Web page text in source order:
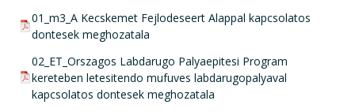
pdf csatolmány:
01_m3_A Kecskemet Fejlodeseert Alappal kapcsolatos
dontesek meghozatala
pdf csatolmány:
02_ET_Orszagos Labdarugo Palyaepitesi Program
kereteben letesitendo mufuves labdarugopalyaval
kapcsolatos dontesek meghozatala